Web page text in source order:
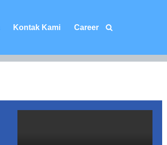
Kontak Kami Career